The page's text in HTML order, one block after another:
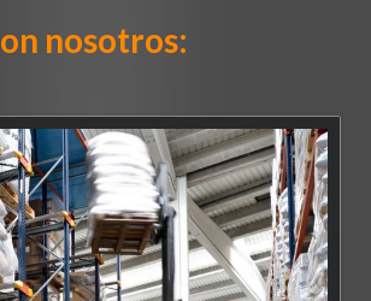
nosotros: